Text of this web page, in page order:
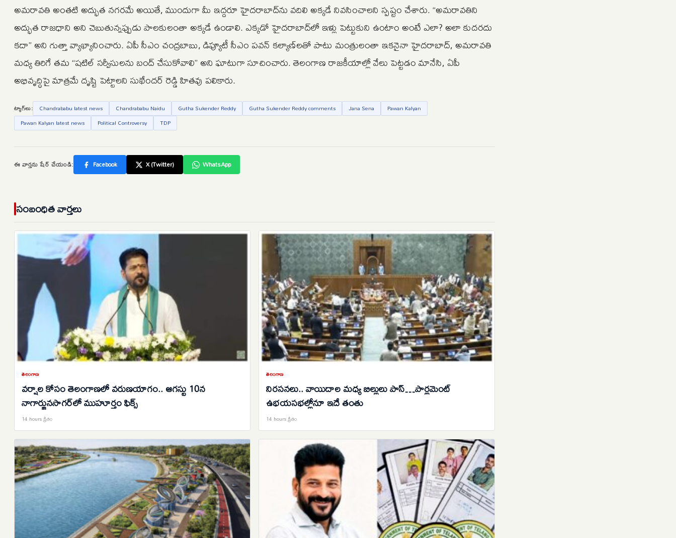
అమరావతి అంతటి అద్భుత నగరమే అయితే, ముందుగా మీ ఇద్దరూ హైదరాబాద్‌ను వదిలి అక్కడే నివసించాలని స్పష్టం చేశారు. “అమరావతిని
అద్భుత రాజధాని అని చెబుతున్నప్పుడు పాలకులంతా అక్కడే ఉండాలి. ఎక్కడో హైదరాబాద్‌లో ఇళ్లు పెట్టుకుని ఉంటాం అంటే ఎలా? అలా కుదరదు
కదా” అని గుత్తా వ్యాఖ్యానించారు. ఏపీ సీఎం చంద్రబాబు, డిప్యూటీ సీఎం పవన్ కల్యాణ్‌లతో పాటు మంత్రులంతా ఇకనైనా హైదరాబాద్, అమరావతి
మధ్య తిరిగే తమ “షటిల్ సర్వీసులను బంద్ చేసుకోవాలి” అని ఘాటుగా సూచించారు. తెలంగాణ రాజకీయాల్లో వేలు పెట్టడం మానేసి, ఏపీ
అభివృద్ధిపై మాత్రమే దృష్టి పెట్టాలని సుఖేందర్ రెడ్డి హితవు పలికారు.
ట్యాగ్‌లు: Chandrababu latest news Chandrababu Naidu Gutha Sukender Reddy Gutha Sukender Reddy comments Jana Sena
Pawan Kalyan
Pawan Kalyan latest news
Political Controversy TDP
ఈ వార్తను షేర్ చేయండి: Facebook X (Twitter) WhatsApp
సంబంధిత వార్తలు
తెలంగాణ
వర్షాల కోసం తెలంగాణలో వరుణయాగం.. ఆగస్టు 10న
నాగార్జునసాగర్‌లో ముహూర్తం ఫిక్స్
14 hours క్రితం
తెలంగాణ
నిరసనలు.. వాయిదాల మధ్య బిల్లులు పాస్…పార్లమెంట్
ఉభయసభల్లోనూ ఇదే తంతు
14 hours క్రితం